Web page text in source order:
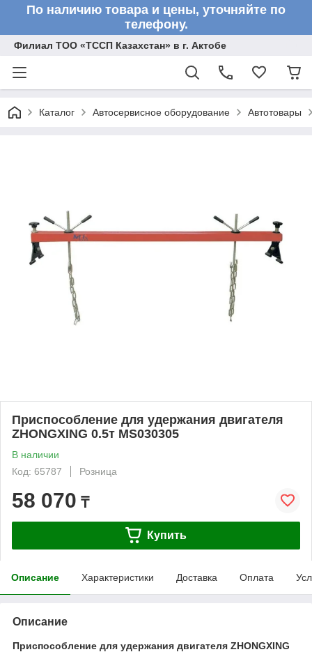
По наличию товара и цены, уточняйте по
телефону.
Филиал ТОО «ТССП Казахстан» в г. Актобе
Каталог Автосервисное оборудование Автотовары
Приспособление для удержания двигателя
ZHONGXING 0.5т MS030305
В наличии
Код: 65787
Розница
58 070 ₸
Купить
Описание Характеристики Доставка Оплата
Описание
Приспособление для удержания двигателя ZHONGXING